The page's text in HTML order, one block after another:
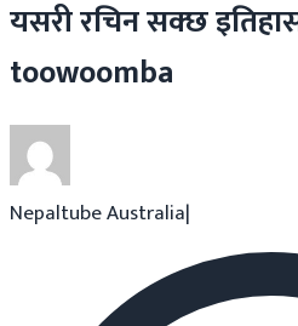
यसरी रचिन सक्छ
toowoomba
Nepaltube Australia|